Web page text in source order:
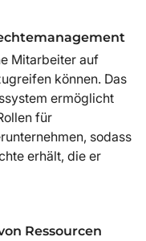
Mitarbeiter auf
können. Das
ermöglicht
für
sodass
erhält, die er
Ressourcen